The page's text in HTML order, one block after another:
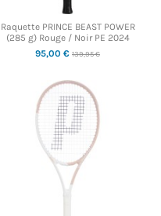
Raquette PRINCE BEAST POWER
(285 g) Rouge / Noir PE 2024
95,00 € 139,95 €